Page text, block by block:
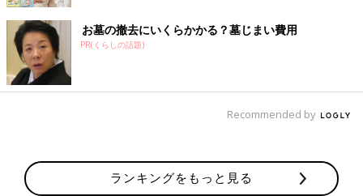
伸びるパターンもあります。
「発育曲線を見て、急に伸びていたり、ゆっくりめだったりする
と心配になるかもしれませんが、いずれも個性の範囲内。発育に
問題はありません」（若江先生）
【医師監修】生後0〜1歳まで赤ちゃんは
どう育つ？発育発達、成長の様子を小児
お墓の撤去にいくらかかる？墓じまい費用
PR(くらしの話題)
Recommended by
ランキングをもっと見る